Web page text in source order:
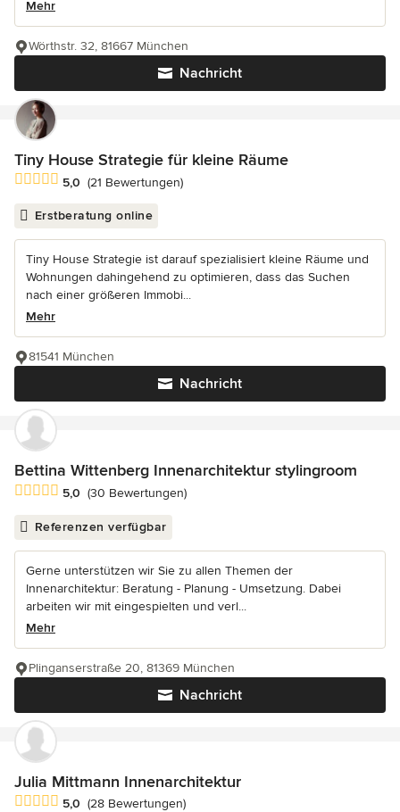
Mehr
Nachricht
Wörthstr. 32, 81667 München
Tiny House Strategie für kleine Räume
Durchschnittliche Bewertung: 5 von 5 Sternen
5,0 (21 Bewertungen)
Erstberatung online
Tiny House Strategie ist darauf spezialisiert kleine Räume und
Wohnungen dahingehend zu optimieren, dass das Suchen
nach einer größeren Immobi...
Mehr
Nachricht
81541 München
Bettina Wittenberg Innenarchitektur stylingroom
Durchschnittliche Bewertung: 5 von 5 Sternen
5,0 (30 Bewertungen)
Referenzen verfügbar
Gerne unterstützen wir Sie zu allen Themen der
Innenarchitektur: Beratung - Planung - Umsetzung. Dabei
arbeiten wir mit eingespielten und verl...
Mehr
Nachricht
Plinganserstraße 20, 81369 München
Julia Mittmann Innenarchitektur
Durchschnittliche Bewertung: 5 von 5 Sternen
5,0 (28 Bewertungen)